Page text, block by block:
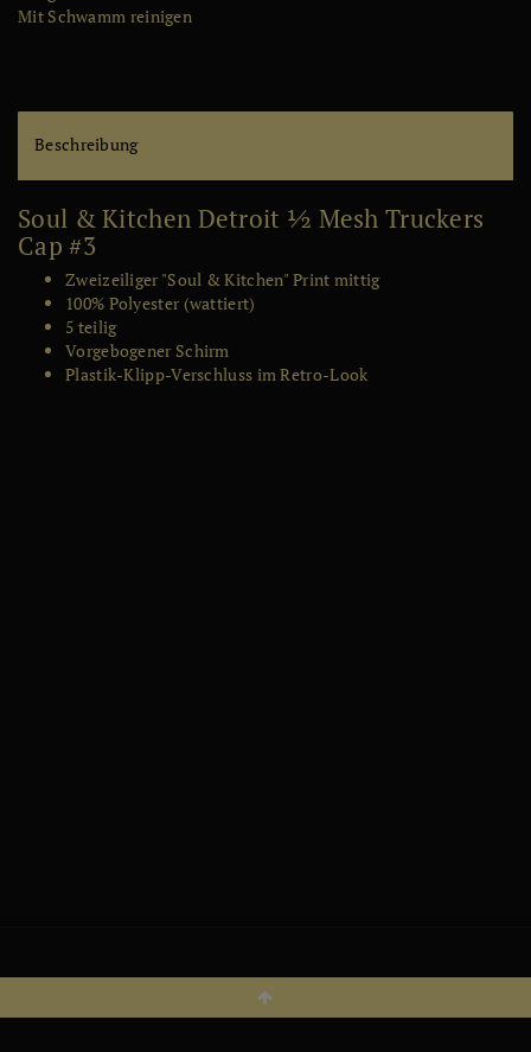
Mit Schwamm reinigen
Beschreibung
Soul & Kitchen Detroit ½ Mesh Truckers
Cap #3
Zweizeiliger "Soul & Kitchen" Print mittig
100% Polyester (wattiert)
5 teilig
Vorgebogener Schirm
Plastik-Klipp-Verschluss im Retro-Look